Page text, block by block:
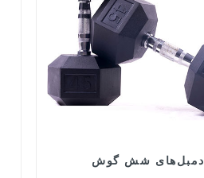
دمبل‌های شش گوش